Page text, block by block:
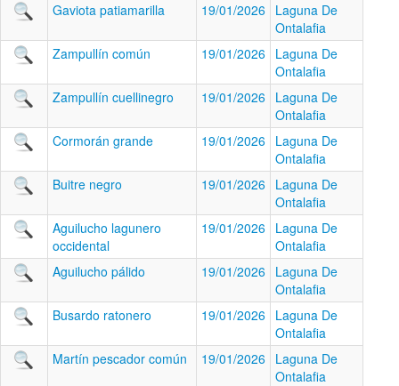
Gaviota patiamarilla
19/01/2026 Laguna De
Ontalafia
Zampullín común
19/01/2026 Laguna De
Ontalafia
Zampullín cuellinegro
19/01/2026 Laguna De
Ontalafia
Cormorán grande
19/01/2026 Laguna De
Ontalafia
Buitre negro
19/01/2026 Laguna De
Ontalafia
Aguilucho lagunero
occidental
19/01/2026 Laguna De
Ontalafia
Aguilucho pálido
19/01/2026 Laguna De
Ontalafia
Busardo ratonero
19/01/2026 Laguna De
Ontalafia
Martín pescador común
19/01/2026 Laguna De
Ontalafia